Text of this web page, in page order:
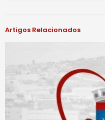
Artigos Relacionados